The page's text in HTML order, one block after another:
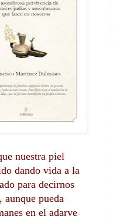
nuestra piel
dando vida a la
para decirnos
aunque pueda
en el adarve